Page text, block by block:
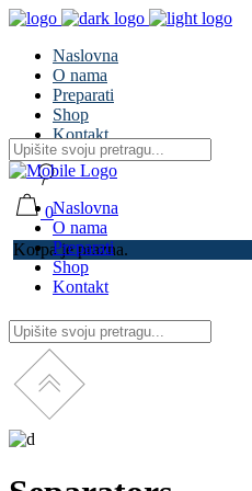
Naslovna
O nama
Preparati
Shop
Kontakt
0
Korpa je prazna.
Naslovna
O nama
Preparati
Shop
Kontakt